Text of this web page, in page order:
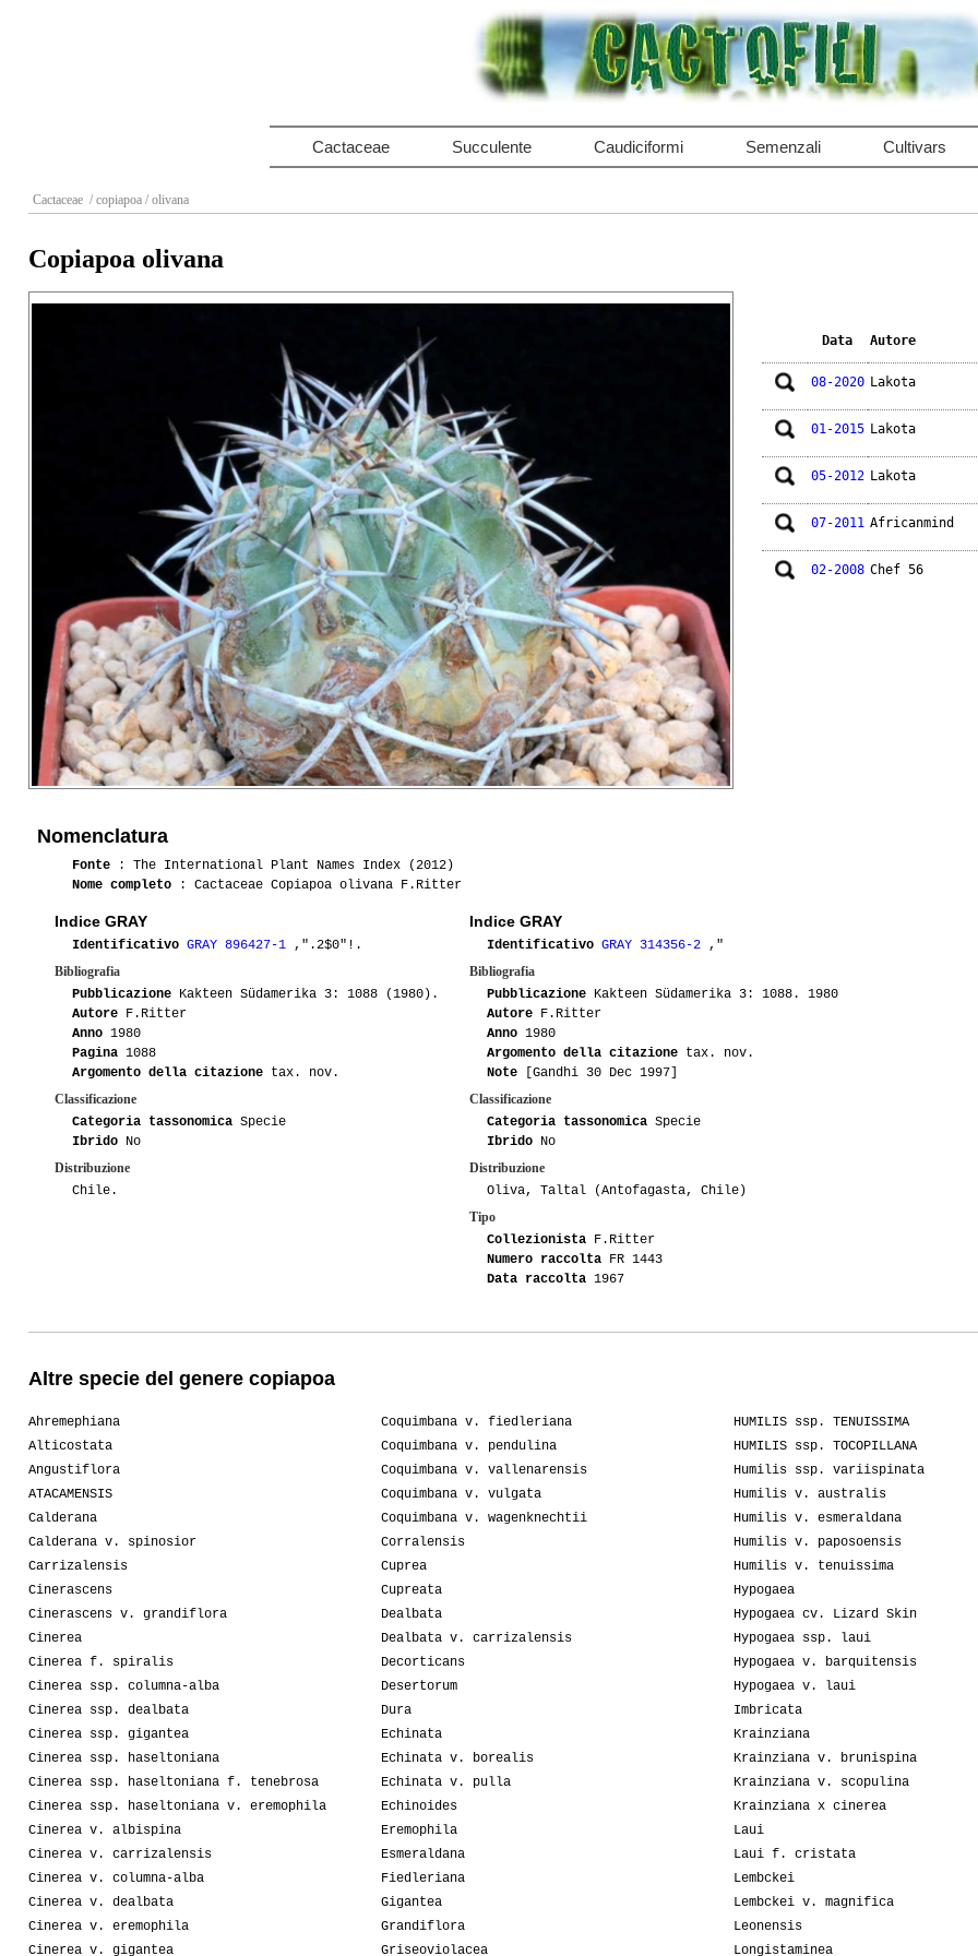
Cactaceae Succulente Caudiciformi Semenzali Cultivars
Cactaceae / copiapoa / olivana
Copiapoa olivana
Data Autore
08-2020 Lakota
01-2015 Lakota
05-2012 Lakota
07-2011 Africanmind
02-2008 Chef 56
Nomenclatura
Fonte : The International Plant Names Index (2012)
Nome completo : Cactaceae Copiapoa olivana F.Ritter
Indice GRAY
Identificativo GRAY 896427-1 ,".2$0"!.
Bibliografia
Pubblicazione Kakteen Südamerika 3: 1088 (1980).
Autore F.Ritter
Anno 1980
Pagina 1088
Argomento della citazione tax. nov.
Classificazione
Categoria tassonomica Specie
Ibrido No
Distribuzione
Chile.
Indice GRAY
Identificativo GRAY 314356-2 ,"
Bibliografia
Pubblicazione Kakteen Südamerika 3: 1088. 1980
Autore F.Ritter
Anno 1980
Argomento della citazione tax. nov.
Note [Gandhi 30 Dec 1997]
Classificazione
Categoria tassonomica Specie
Ibrido No
Distribuzione
Oliva, Taltal (Antofagasta, Chile)
Tipo
Collezionista F.Ritter
Numero raccolta FR 1443
Data raccolta 1967
Altre specie del genere copiapoa
Ahremephiana
Alticostata
Angustiflora
ATACAMENSIS
Calderana
Calderana v. spinosior
Carrizalensis
Cinerascens
Cinerascens v. grandiflora
Cinerea
Cinerea f. spiralis
Cinerea ssp. columna-alba
Cinerea ssp. dealbata
Cinerea ssp. gigantea
Cinerea ssp. haseltoniana
Cinerea ssp. haseltoniana f. tenebrosa
Cinerea ssp. haseltoniana v. eremophila
Cinerea v. albispina
Cinerea v. carrizalensis
Cinerea v. columna-alba
Cinerea v. dealbata
Cinerea v. eremophila
Cinerea v. gigantea
Coquimbana v. fiedleriana
Coquimbana v. pendulina
Coquimbana v. vallenarensis
Coquimbana v. vulgata
Coquimbana v. wagenknechtii
Corralensis
Cuprea
Cupreata
Dealbata
Dealbata v. carrizalensis
Decorticans
Desertorum
Dura
Echinata
Echinata v. borealis
Echinata v. pulla
Echinoides
Eremophila
Esmeraldana
Fiedleriana
Gigantea
Grandiflora
Griseoviolacea
HUMILIS ssp. TENUISSIMA
HUMILIS ssp. TOCOPILLANA
Humilis ssp. variispinata
Humilis v. australis
Humilis v. esmeraldana
Humilis v. paposoensis
Humilis v. tenuissima
Hypogaea
Hypogaea cv. Lizard Skin
Hypogaea ssp. laui
Hypogaea v. barquitensis
Hypogaea v. laui
Imbricata
Krainziana
Krainziana v. brunispina
Krainziana v. scopulina
Krainziana x cinerea
Laui
Laui f. cristata
Lembckei
Lembckei v. magnifica
Leonensis
Longistaminea